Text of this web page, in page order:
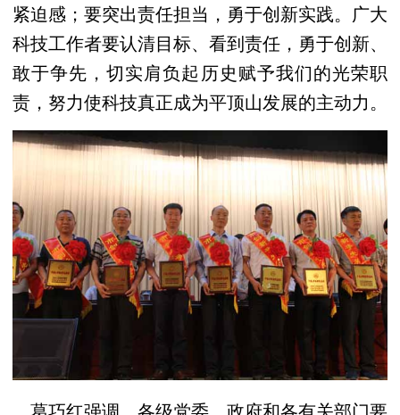
紧迫感；要突出责任担当，勇于创新实践。广大
科技工作者要认清目标、看到责任，勇于创新、
敢于争先，切实肩负起历史赋予我们的光荣职
责，努力使科技真正成为平顶山发展的主动力。